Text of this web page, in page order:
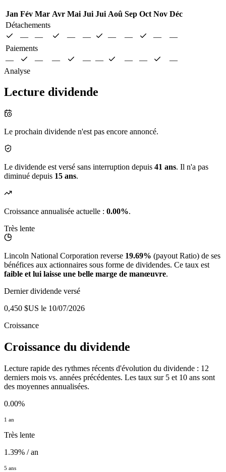
Jan Fév Mar Avr Mai Jui Jui Aoû Sep Oct Nov Déc
Détachements
—
— — — — — —
—
Paiements
—
— — — — — —
—
Analyse
Lecture dividende
Le prochain dividende n'est pas encore annoncé.
Le dividende est versé sans interruption depuis 41 ans. Il n'a pas
diminué depuis 15 ans.
Croissance annualisée actuelle : 0.00%.
Très lente
Lincoln National Corporation reverse 19.69% (payout Ratio) de ses
bénéfices aux actionnaires sous forme de dividendes. Ce taux est
faible et lui laisse une belle marge de manœuvre.
Dernier dividende versé
0,450 $US le 10/07/2026
Croissance
Croissance du dividende
Lecture rapide des rythmes récents d'évolution du dividende : 12
derniers mois vs. années précédentes. Les taux sur 5 et 10 ans sont
des moyennes annualisées.
0.00%
1 an
Très lente
1.39% / an
5 ans